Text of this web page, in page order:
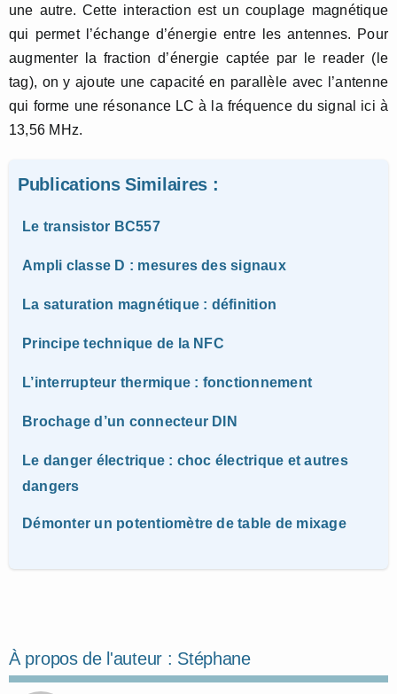
une autre. Cette interaction est un couplage magnétique
qui permet l’échange d’énergie entre les antennes. Pour
augmenter la fraction d’énergie captée par le reader (le
tag), on y ajoute une capacité en parallèle avec l’antenne
qui forme une résonance LC à la fréquence du signal ici à
13,56 MHz.
Publications Similaires :
Le transistor BC557
Ampli classe D : mesures des signaux
La saturation magnétique : définition
Principe technique de la NFC
L’interrupteur thermique : fonctionnement
Brochage d’un connecteur DIN
Le danger électrique : choc électrique et autres
dangers
Démonter un potentiomètre de table de mixage
À propos de l'auteur : Stéphane